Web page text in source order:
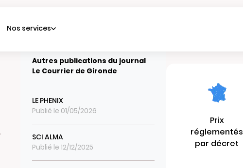
Nos services
Autres publications du journal
Le Courrier de Gironde
LE PHENIX
Publié le 01/05/2026
SCI ALMA
Publié le 12/12/2025
Prix
réglementés
par décret